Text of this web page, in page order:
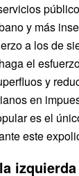
y más
a los de
el
y
en
es el
este